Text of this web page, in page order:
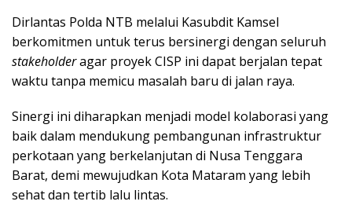
Dirlantas Polda NTB melalui Kasubdit Kamsel
berkomitmen untuk terus bersinergi dengan seluruh
stakeholderagar proyek CISP ini dapat berjalan tepat
waktu tanpa memicu masalah baru di jalan raya.
Sinergi ini diharapkan menjadi model kolaborasi yang
baik dalam mendukung pembangunan infrastruktur
perkotaan yang berkelanjutan di Nusa Tenggara
Barat, demi mewujudkan Kota Mataram yang lebih
sehat dan tertib lalu lintas.